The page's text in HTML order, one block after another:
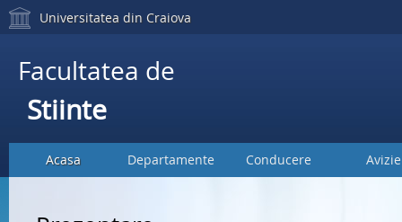
Universitatea din Craiova
Facultatea de
Stiinte
Acasa Departamente Conducere